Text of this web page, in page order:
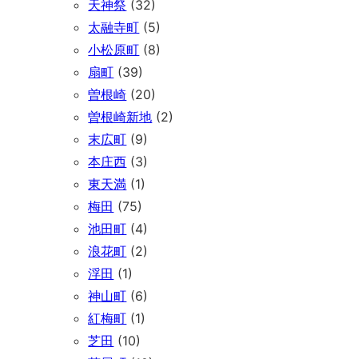
天神祭 (32)
太融寺町 (5)
小松原町 (8)
扇町 (39)
曽根崎 (20)
曽根崎新地 (2)
末広町 (9)
本庄西 (3)
東天満 (1)
梅田 (75)
池田町 (4)
浪花町 (2)
浮田 (1)
神山町 (6)
紅梅町 (1)
芝田 (10)